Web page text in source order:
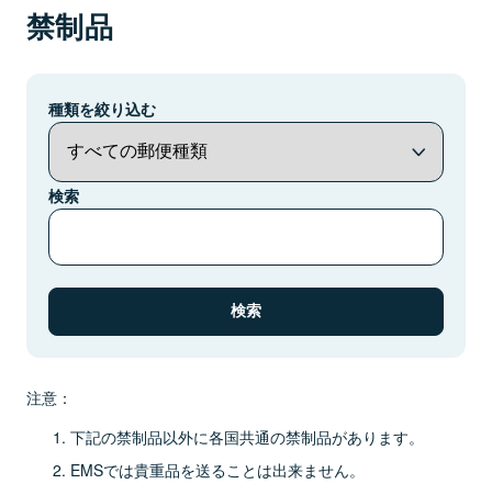
禁制品
種類を絞り込む
検索
注意：
下記の禁制品以外に各国共通の禁制品があります。
EMSでは貴重品を送ることは出来ません。